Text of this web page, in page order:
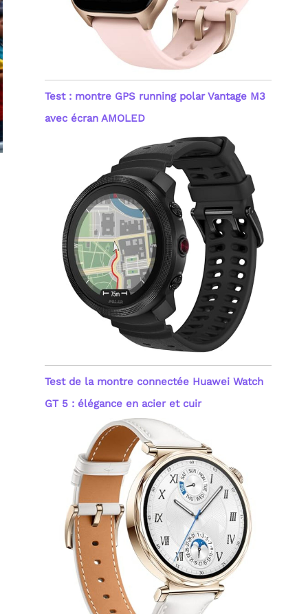
Test : montre GPS running polar Vantage M3
avec écran AMOLED
Test de la montre connectée Huawei Watch
GT 5 : élégance en acier et cuir